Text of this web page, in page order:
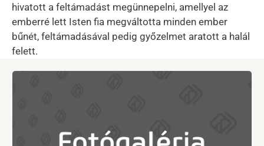
hivatott a feltámadást megünnepelni, amellyel az
emberré lett Isten fia megváltotta minden ember
bűnét, feltámadásával pedig győzelmet aratott a halál
felett.